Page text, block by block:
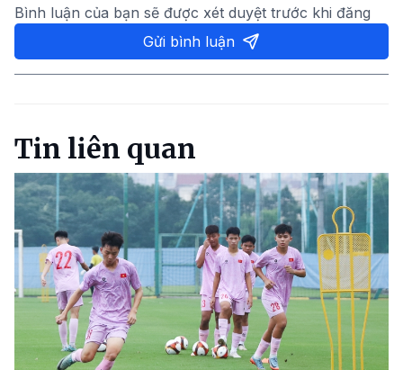
Bình luận của bạn sẽ được xét duyệt trước khi đăng
Gửi bình luận
Tin liên quan